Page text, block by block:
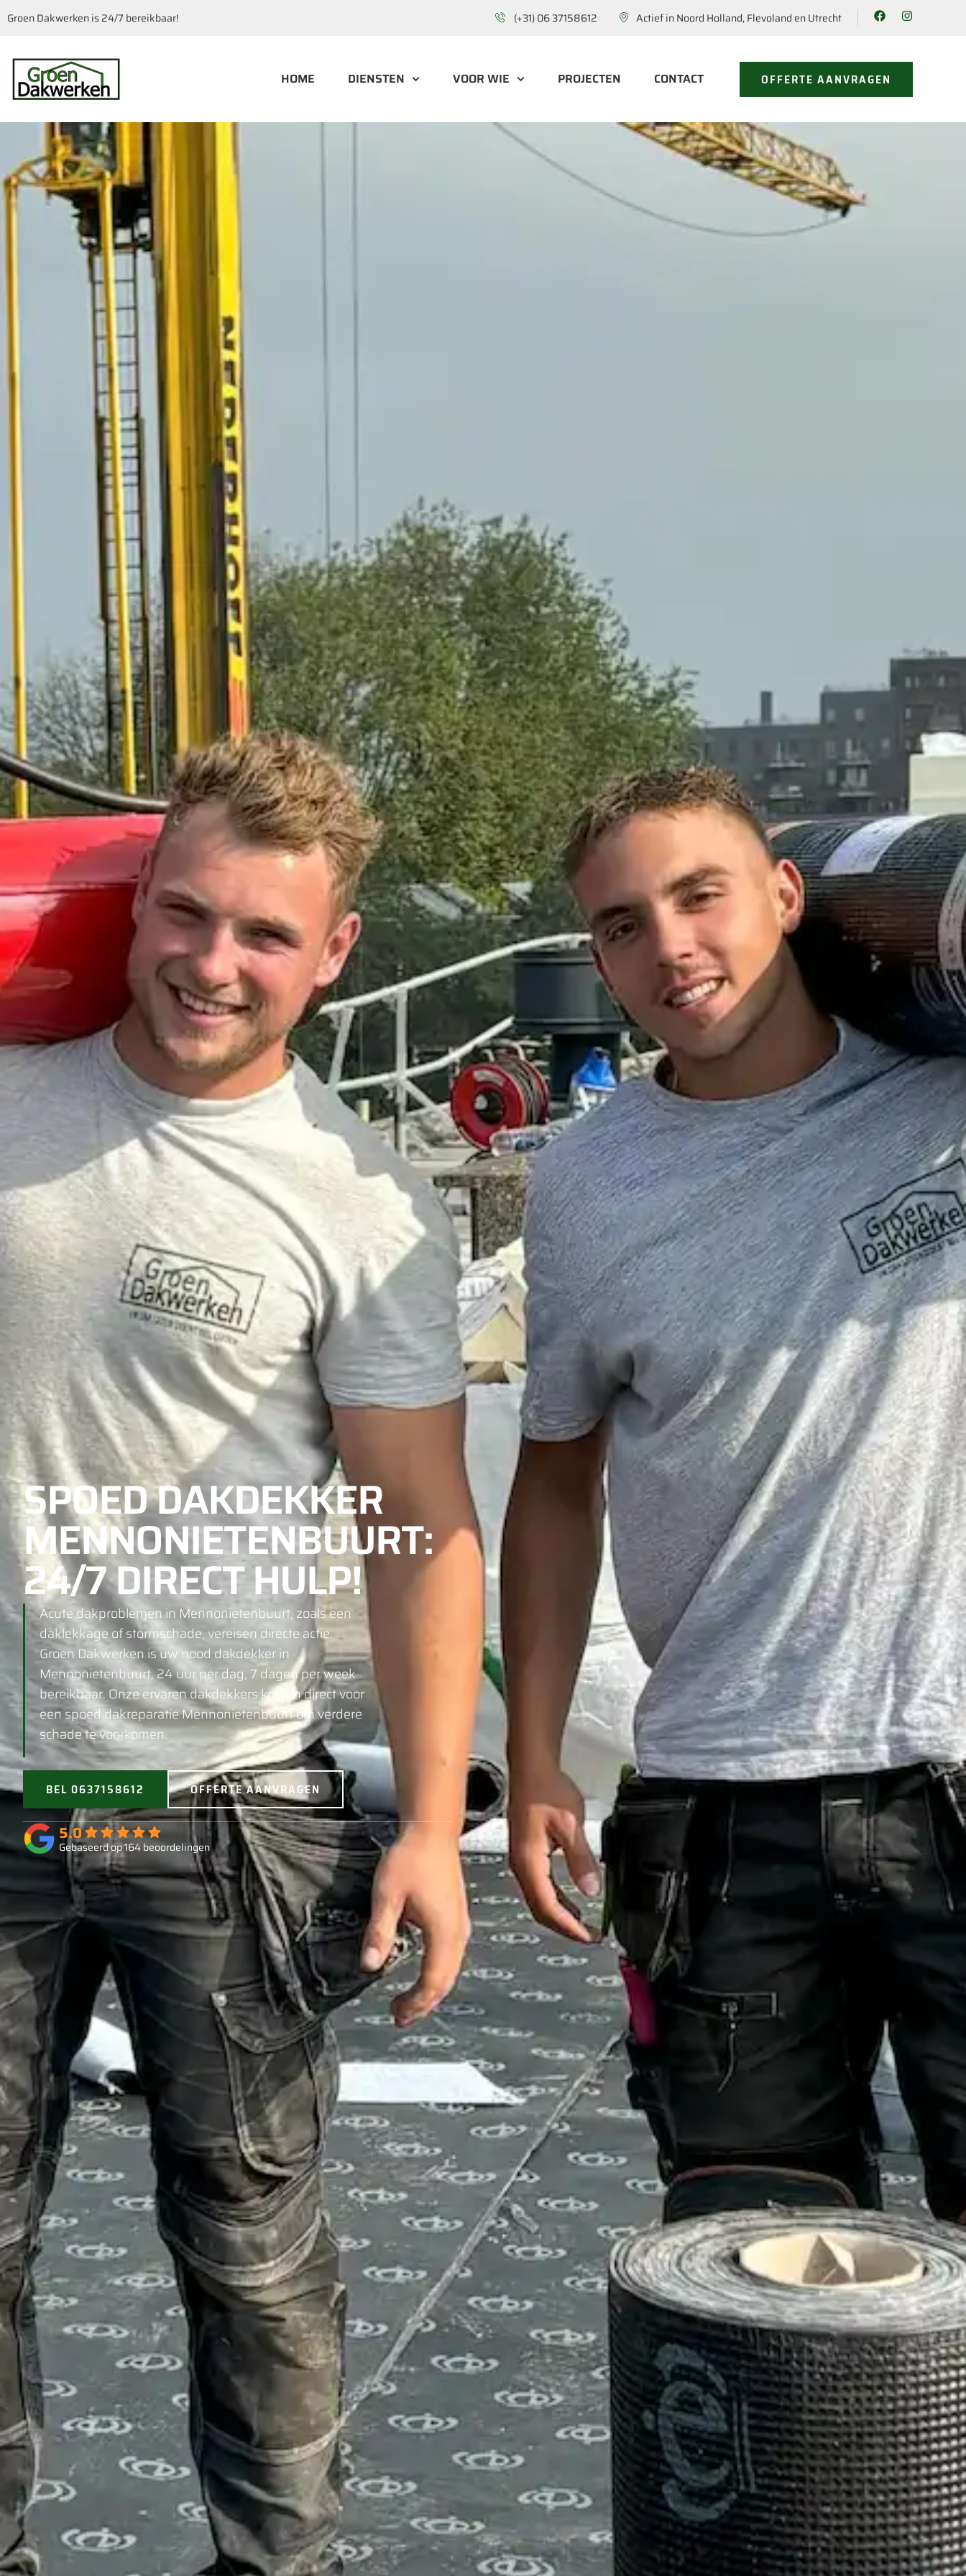
Groen Dakwerken is 24/7 bereikbaar! (+31) 06 37158612 Actief in Noord Holland, Flevoland en Utrecht
HOME DIENSTEN VOOR WIE PROJECTEN CONTACT OFFERTE AANVRAGEN
SPOED DAKDEKKER
MENNONIETENBUURT:
24/7 DIRECT HULP!
Acute dakproblemen in Mennonietenbuurt, zoals een
daklekkage of stormschade, vereisen directe actie.
Groen Dakwerken is uw nood dakdekker in
Mennonietenbuurt, 24 uur per dag, 7 dagen per week
bereikbaar. Onze ervaren dakdekkers komen direct voor
een spoed dakreparatie Mennonietenbuurt om verdere
schade te voorkomen.
BEL 0637158612 OFFERTE AANVRAGEN
5.0
Gebaseerd op 164 beoordelingen